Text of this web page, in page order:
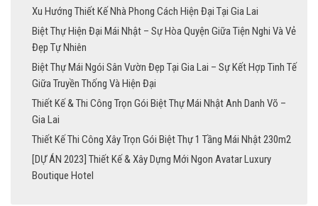
Xu Hướng Thiết Kế Nhà Phong Cách Hiện Đại Tại Gia Lai
Biệt Thự Hiện Đại Mái Nhật – Sự Hòa Quyện Giữa Tiện Nghi Và Vẻ
Đẹp Tự Nhiên
Biệt Thự Mái Ngói Sân Vườn Đẹp Tại Gia Lai – Sự Kết Hợp Tinh Tế
Giữa Truyền Thống Và Hiện Đại
Thiết Kế & Thi Công Trọn Gói Biệt Thự Mái Nhật Anh Danh Võ –
Gia Lai
Thiết Kế Thi Công Xây Trọn Gói Biệt Thự 1 Tầng Mái Nhật 230m2
[DỰ ÁN 2023] Thiết Kế & Xây Dựng Mới Ngon Avatar Luxury
Boutique Hotel